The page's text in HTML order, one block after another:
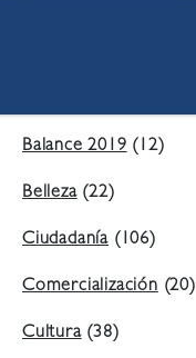
Balance 2019(12)
Belleza(22)
Ciudadanía (106)
Comercialización(20)
Cultura(38)